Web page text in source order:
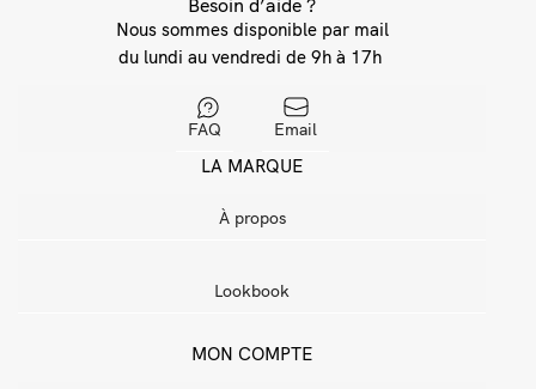
Nous sommes disponible par mail
du lundi au vendredi de 9h à 17h
FAQ Email
LA MARQUE
À propos
Lookbook
MON COMPTE